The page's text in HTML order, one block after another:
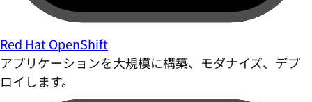
Red Hat OpenShift
アプリケーションを大規模に構築、モダナイズ、デプ
ロイします。